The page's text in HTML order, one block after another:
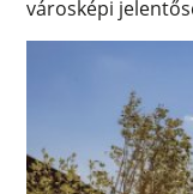
városképi